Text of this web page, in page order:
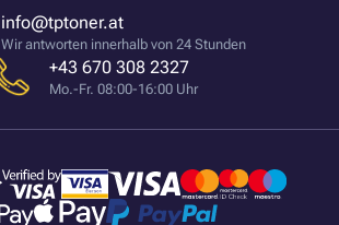
info@tptoner.at
Wir antworten innerhalb von 24 Stunden
+43 670 308 2327
Mo.-Fr. 08:00-16:00 Uhr